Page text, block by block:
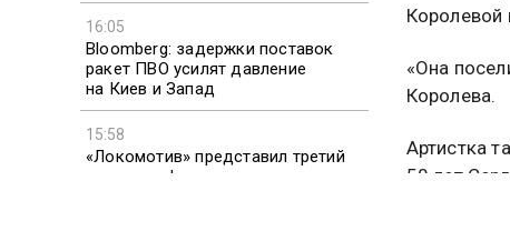
16:05
Bloomberg: задержки поставок
ракет ПВО усилят давление
на Киев и Запад
15:58
«Локомотив» представил третий
комплект формы в темно-зеленых
Королевой
«Она
Королева.
Артистка
50 лет